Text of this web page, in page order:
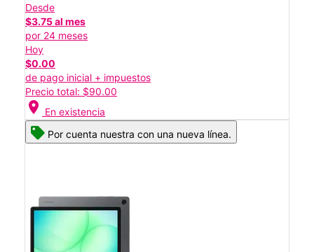
Desde
$3.75 al mes
por 24 meses
Hoy
$0.00
de pago inicial + impuestos
Precio total: $90.00
location_on En existencia
Por cuenta nuestra con una nueva línea.